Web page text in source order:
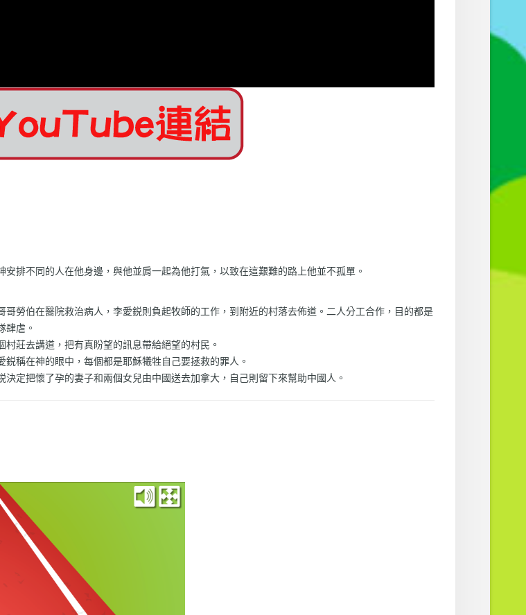
排不同的人在他身邊，與他並肩一起為他打氣，以致在這艱難的路上他並不孤單。
勞伯在醫院救治病人，李愛鋭則負起牧師的工作，到附近的村落去佈道。二人分工合作，目的都是
肆虐。
莊去講道，把有真盼望的訊息帶給絕望的村民。
稱在神的眼中，每個都是耶穌犧牲自己要拯救的罪人。
定把懷了孕的妻子和兩個女兒由中國送去加拿大，自己則留下來幫助中國人。